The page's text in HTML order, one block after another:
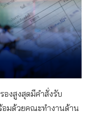
งสูงสุดมีคำสั่งรับ
มด้วยคณะทำงานด้าน